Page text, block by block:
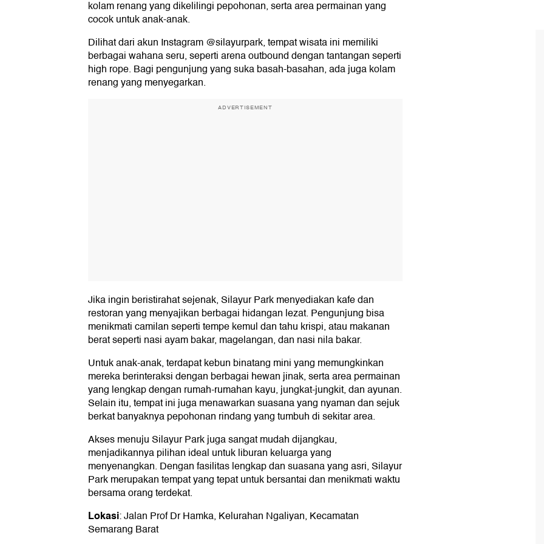
kolam renang yang dikelilingi pepohonan, serta area permainan yang
cocok untuk anak-anak.
Dilihat dari akun Instagram @silayurpark, tempat wisata ini memiliki
berbagai wahana seru, seperti arena outbound dengan tantangan seperti
high rope. Bagi pengunjung yang suka basah-basahan, ada juga kolam
renang yang menyegarkan.
ADVERTISEMENT
Jika ingin beristirahat sejenak, Silayur Park menyediakan kafe dan
restoran yang menyajikan berbagai hidangan lezat. Pengunjung bisa
menikmati camilan seperti tempe kemul dan tahu krispi, atau makanan
berat seperti nasi ayam bakar, magelangan, dan nasi nila bakar.
Untuk anak-anak, terdapat kebun binatang mini yang memungkinkan
mereka berinteraksi dengan berbagai hewan jinak, serta area permainan
yang lengkap dengan rumah-rumahan kayu, jungkat-jungkit, dan ayunan.
Selain itu, tempat ini juga menawarkan suasana yang nyaman dan sejuk
berkat banyaknya pepohonan rindang yang tumbuh di sekitar area.
Akses menuju Silayur Park juga sangat mudah dijangkau,
menjadikannya pilihan ideal untuk liburan keluarga yang
menyenangkan. Dengan fasilitas lengkap dan suasana yang asri, Silayur
Park merupakan tempat yang tepat untuk bersantai dan menikmati waktu
bersama orang terdekat.
Lokasi: Jalan Prof Dr Hamka, Kelurahan Ngaliyan, Kecamatan
Semarang Barat